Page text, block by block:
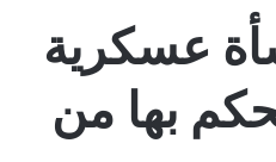
عسكرية
بها من